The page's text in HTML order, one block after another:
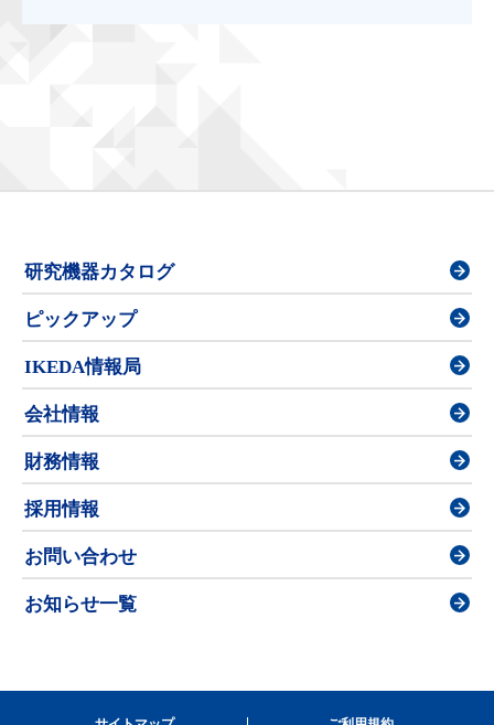
研究機器カタログ
ピックアップ
IKEDA情報局
会社情報
財務情報
採用情報
お問い合わせ
お知らせ一覧